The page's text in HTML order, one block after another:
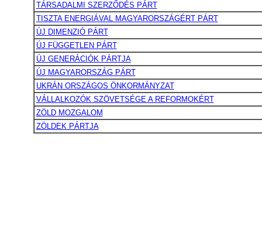
TÁRSADALMI SZERZŐDÉS PÁRT
TISZTA ENERGIÁVAL MAGYARORSZÁGÉRT PÁRT
ÚJ DIMENZIÓ PÁRT
ÚJ FÜGGETLEN PÁRT
ÚJ GENERÁCIÓK PÁRTJA
ÚJ MAGYARORSZÁG PÁRT
UKRÁN ORSZÁGOS ÖNKORMÁNYZAT
VÁLLALKOZÓK SZÖVETSÉGE A REFORMOKÉRT
ZÖLD MOZGALOM
ZÖLDEK PÁRTJA